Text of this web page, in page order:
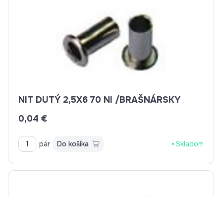
NIT DUTÝ 2,5X6 70 NI /BRAŠNÁRSKY
0,04 €
pár Do košíka Skladom